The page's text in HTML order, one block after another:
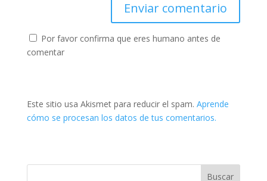
Por favor confirma que eres humano antes de
comentar
Este sitio usa Akismet para reducir el spam. Aprende
cómo se procesan los datos de tus comentarios.